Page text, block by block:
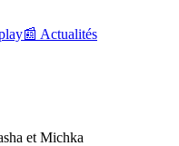
📰 Actualités
et Michka